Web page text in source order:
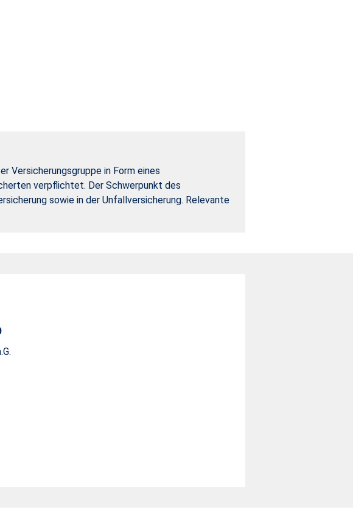
in Form eines
verpflichtet. Der Schwerpunkt des
sowie in der Unfallversicherung. Relevante